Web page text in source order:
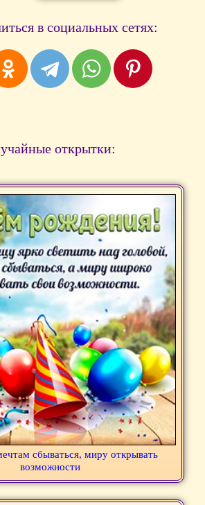
в социальных сетях:
открытки:
сбываться, миру открывать
возможности